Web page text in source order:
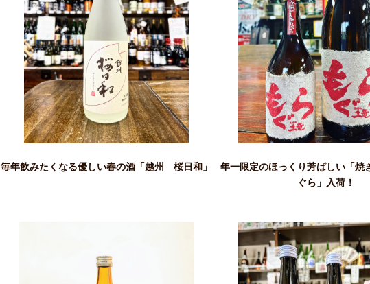
毎年飲みたくなる優しい春の酒「越州 桜日和」
年一限定のほっくり芳ばしい「
ぐら」入荷！